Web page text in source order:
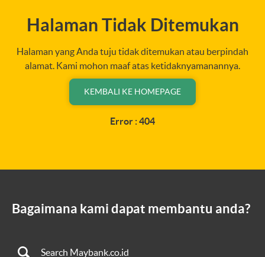
Halaman Tidak Ditemukan
Halaman yang Anda tuju tidak ditemukan atau berpindah
alamat. Kami mohon maaf atas ketidaknyamanannya.
KEMBALI KE HOMEPAGE
Error : 404
Bagaimana kami dapat membantu anda?